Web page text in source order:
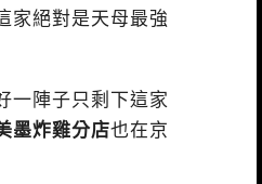
家絕對是天母最強
一陣子只剩下這家
墨炸雞分店也在京